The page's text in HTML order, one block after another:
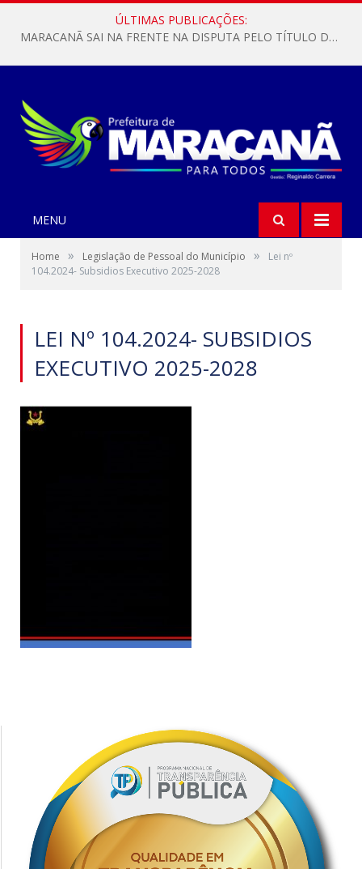
ÚLTIMAS PUBLICAÇÕES:
MARACANÃ SAI NA FRENTE NA DISPUTA PELO TÍTULO DA COPA PARÁ SUB-17!
MENU
Home » Legislação de Pessoal do Município »
Lei nº
104.2024- Subsidios Executivo 2025-2028
LEI Nº 104.2024- SUBSIDIOS
EXECUTIVO 2025-2028